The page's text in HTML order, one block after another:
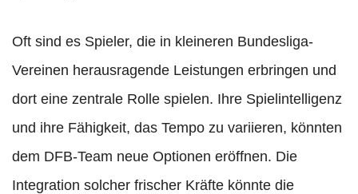
Oft sind es Spieler, die in kleineren Bundesliga-
Vereinen herausragende Leistungen erbringen und
dort eine zentrale Rolle spielen. Ihre Spielintelligenz
und ihre Fähigkeit, das Tempo zu variieren, könnten
dem DFB-Team neue Optionen eröffnen. Die
Integration solcher frischer Kräfte könnte die